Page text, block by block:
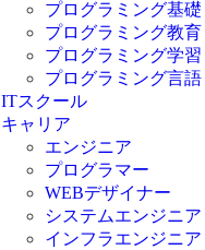
プログラミング基礎
プログラミング教育
プログラミング学習
プログラミング言語
C言語
C#
VBA
Go言語
Kotlin
Java
ITスクール
キャリア
エンジニア
プログラマー
WEBデザイナー
システムエンジニア
インフラエンジニア